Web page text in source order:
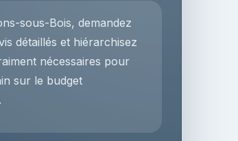
sous-Bois, demandez
détaillés et hiérarchisez
nécessaires pour
sur le budget